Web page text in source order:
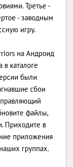
Третье -
- заводным
игру.
на Андроид
каталоге
были
сбои
файлы,
Приходите в
приложения
группах.